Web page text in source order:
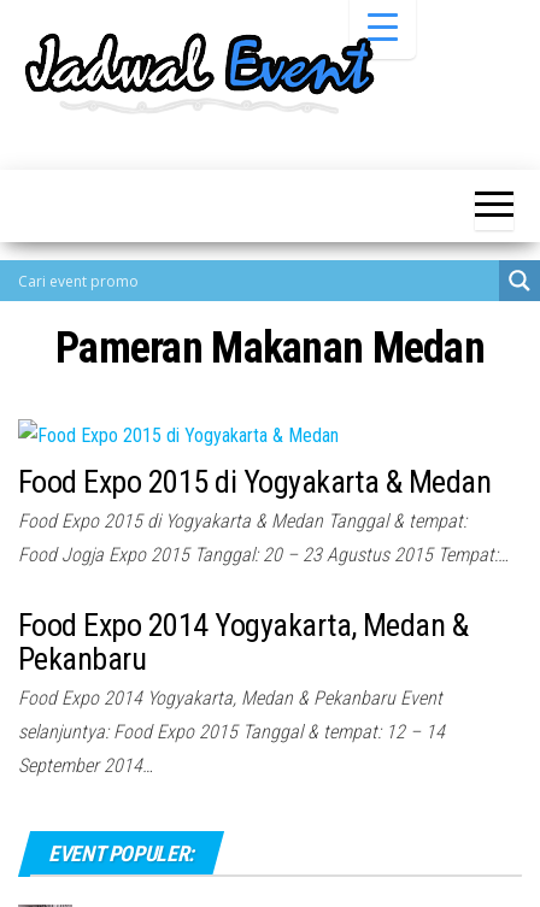
Pameran,
Promo
Terbaru
Pameran,
Seminar,
Bazaar,
Workshop,
Job Fair,
Lomba dll.
Pameran Makanan Medan
Food Expo 2015 di Yogyakarta & Medan
Food Expo 2015 di Yogyakarta & Medan Tanggal & tempat:
Food Jogja Expo 2015 Tanggal: 20 – 23 Agustus 2015 Tempat:…
Food Expo 2014 Yogyakarta, Medan &
Pekanbaru
Food Expo 2014 Yogyakarta, Medan & Pekanbaru Event
selanjuntya: Food Expo 2015 Tanggal & tempat: 12 – 14
September 2014…
EVENT POPULER: